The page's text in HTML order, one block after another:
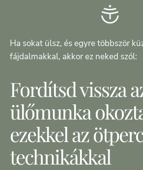
Ha sokat ülsz, és egyre többször
fájdalmakkal, akkor ez neked szól:
Fordítsd vissza
ülőmunka
ezekkel az
technikákkal